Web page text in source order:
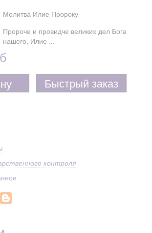
Молитва Илие Пророку
Пророче и провидче великих дел Бога
нашего, Илие ...
Быстрый заказ
контроля